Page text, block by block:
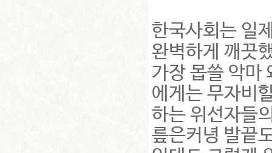
한국사회는 일
완벽하게 깨끗
가장 몹쓸 악마
에게는 무자비
하는 위선자들
릎은커녕 발끝